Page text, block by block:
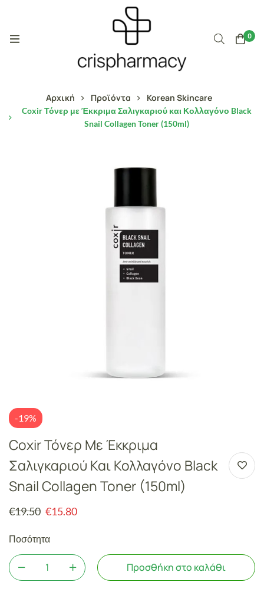
0
Αρχική Προϊόντα Korean Skincare
Coxir Τόνερ με Έκκριμα Σαλιγκαριού και Κολλαγόνο Black
Snail Collagen Toner (150ml)
-19%
Coxir Τόνερ Με Έκκριμα
Σαλιγκαριού Και Κολλαγόνο Black
Snail Collagen Toner (150ml)
€19.50 €15.80
Ποσότητα
Προσθήκη στο καλάθι